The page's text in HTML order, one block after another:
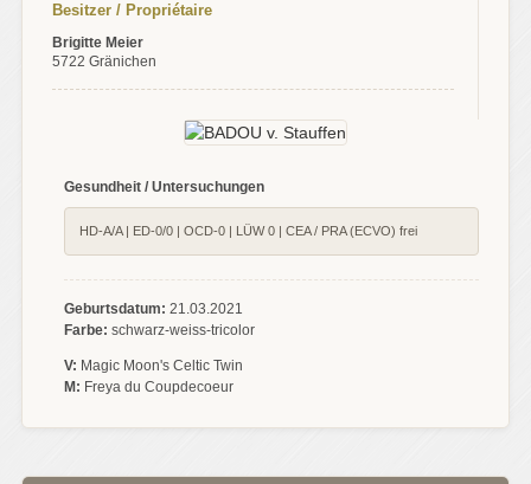
Besitzer / Propriétaire
Brigitte Meier
5722 Gränichen
Gesundheit / Untersuchungen
HD-A/A | ED-0/0 | OCD-0 | LÜW 0 | CEA / PRA (ECVO) frei
Geburtsdatum: 21.03.2021
Farbe: schwarz-weiss-tricolor
V: Magic Moon's Celtic Twin
M: Freya du Coupdecoeur